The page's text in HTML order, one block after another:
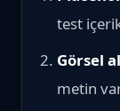
test
Görsel
metin